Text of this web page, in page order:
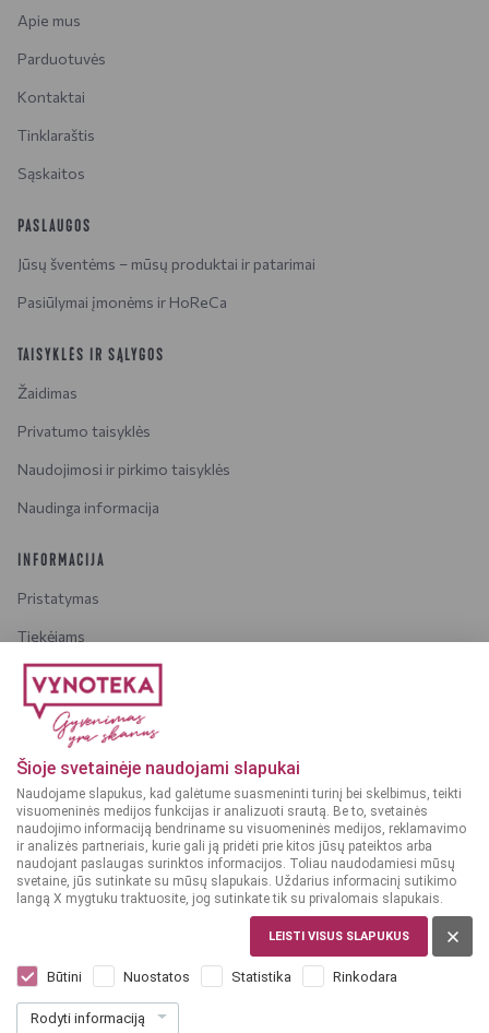
Šioje svetainėje naudojami slapukai
Naudojame slapukus, kad galėtume suasmeninti turinį bei skelbimus, teikti
visuomeninės medijos funkcijas ir analizuoti srautą. Be to, svetainės
naudojimo informaciją bendriname su visuomeninės medijos, reklamavimo
ir analizės partneriais, kurie gali ją pridėti prie kitos jūsų pateiktos arba
naudojant paslaugas surinktos informacijos. Toliau naudodamiesi mūsų
svetaine, jūs sutinkate su mūsų slapukais. Uždarius informacinį sutikimo
langą X mygtuku traktuosite, jog sutinkate tik su privalomais slapukais.
LEISTI VISUS SLAPUKUS
Būtini Nuostatos Statistika Rinkodara
Rodyti informaciją
Apie mus
Parduotuvės
Kontaktai
Tinklaraštis
Sąskaitos
PASLAUGOS
Jūsų šventėms – mūsų produktai ir patarimai
Pasiūlymai įmonėms ir HoReCa
TAISYKLĖS IR SĄLYGOS
Žaidimas
Privatumo taisyklės
Naudojimosi ir pirkimo taisyklės
Naudinga informacija
INFORMACIJA
Pristatymas
Tiekėjams
Karjera
Dažniausiai užduodami klausimai
Dėmesio!
Alkoholinius gėrimus gali įsigyti tik asmenys,
kuriems yra ne mažiau kaip 20 metų.